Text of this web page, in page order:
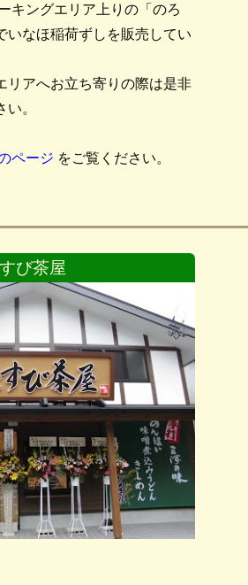
キングエリア上りの「のろ
いなほ稲荷ずしを販売してい
リアへお立ち寄りの際は是非
。
ページ をご覧ください。
び茶屋